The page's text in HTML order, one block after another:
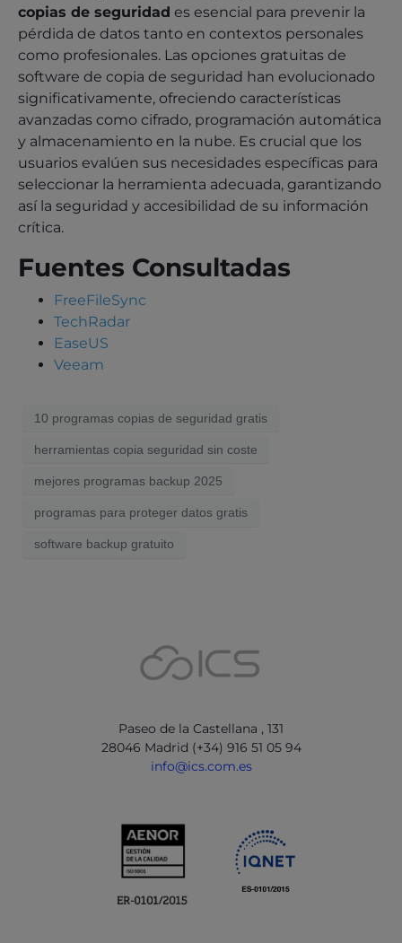
copias de seguridad es esencial para prevenir la
pérdida de datos tanto en contextos personales
como profesionales. Las opciones gratuitas de
software de copia de seguridad han evolucionado
significativamente, ofreciendo características
avanzadas como cifrado, programación automática
y almacenamiento en la nube. Es crucial que los
usuarios evalúen sus necesidades específicas para
seleccionar la herramienta adecuada, garantizando
así la seguridad y accesibilidad de su información
crítica.
Fuentes Consultadas
FreeFileSync
TechRadar
EaseUS
Veeam
10 programas copias de seguridad gratis
herramientas copia seguridad sin coste
mejores programas backup 2025
programas para proteger datos gratis
software backup gratuito
Paseo de la Castellana , 131
28046 Madrid (+34) 916 51 05 94
info@ics.com.es